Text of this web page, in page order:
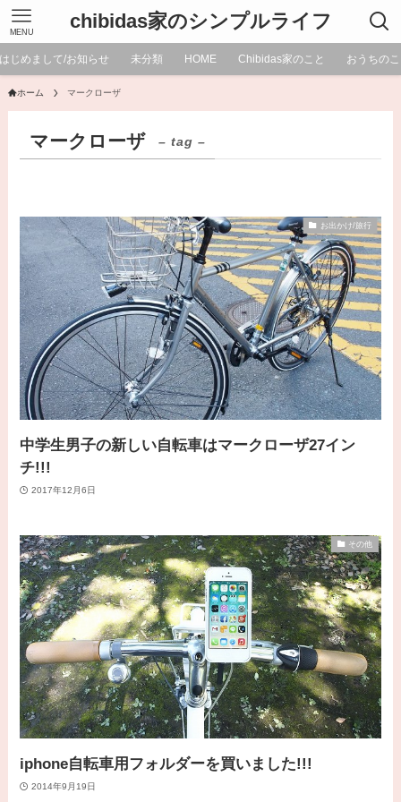
chibidas家のシンプルライフ
MENU
はじめまして/お知らせ 未分類 HOME Chibidas家のこと おうちの
ホーム マークローザ
マークローザ – tag –
お出かけ/旅行
中学生男子の新しい自転車はマークローザ27イン
チ!!!
2017年12月6日
その他
iphone自転車用フォルダーを買いました!!!
2014年9月19日